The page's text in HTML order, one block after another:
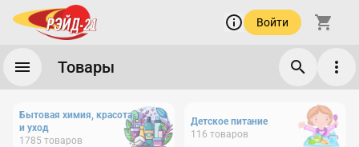
Войти
Товары
Бытовая химия, красота
и уход
1785 товаров
Детское питание
116 товаров